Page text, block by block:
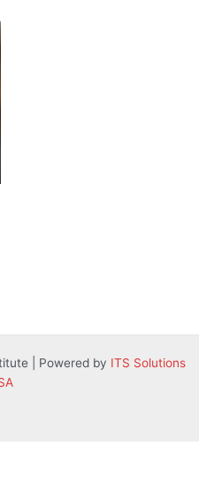
| Powered by ITS Solutions